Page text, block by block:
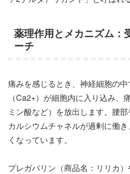
薬理作用とメカニズム：
ーチ
痛みを感じるとき、神経細胞の
（Ca2+）が細胞内に入り込み、
ミン酸など）を放出します。腰
カルシウムチャネルが過剰に働
くなっています。
プレガバリン（商品名：リリカ